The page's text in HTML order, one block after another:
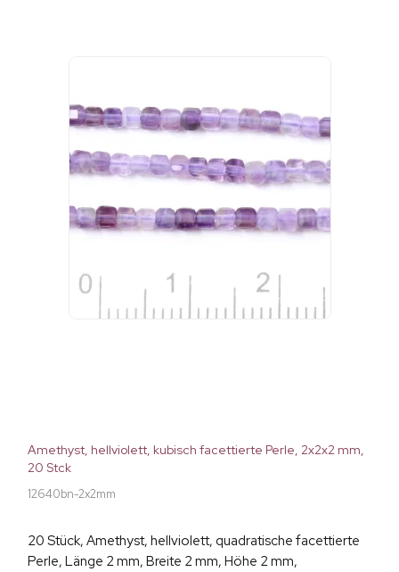
Amethyst, hellviolett, kubisch facettierte Perle, 2x2x2 mm,
20 Stck
12640bn-2x2mm
20 Stück, Amethyst, hellviolett, quadratische facettierte
Perle, Länge 2 mm, Breite 2 mm, Höhe 2 mm,